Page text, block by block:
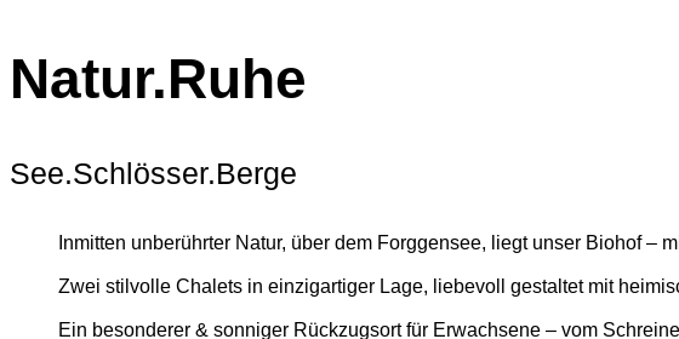
Natur.Ruhe
See.Schlösser.Berge
Inmitten unberührter Natur, über dem Forggensee, liegt unser Biohof
Zwei stilvolle Chalets in einzigartiger Lage, liebevoll gestaltet mit
Ein besonderer & sonniger Rückzugsort für Erwachsene – vom